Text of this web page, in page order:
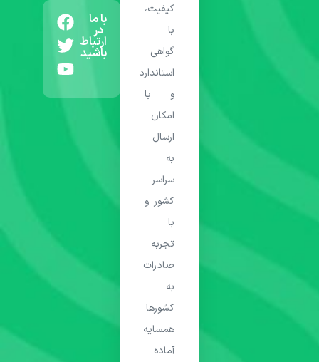
کیفیت،
با
گواهی
استاندارد
و با
امکان
ارسال
به
سراسر
کشور و
با
تجربه
صادرات
به
کشورها
همسایه
آماده
با ما
در
ارتباط
باشید